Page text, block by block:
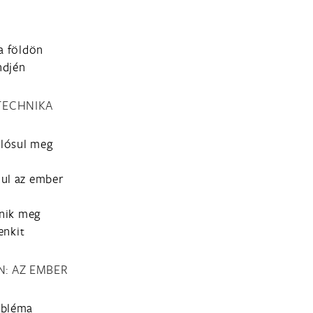
földön
meg
az ember
meg
AZ EMBER